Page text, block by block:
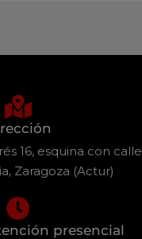
16, esquina con calle
Zaragoza (Actur)
presencial